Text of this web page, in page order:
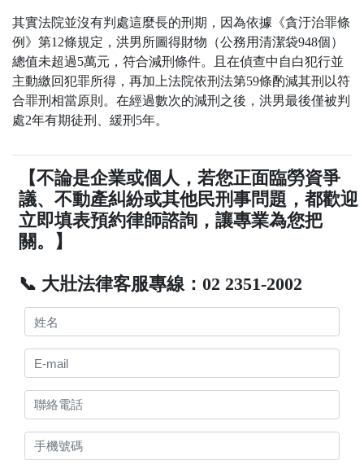
其實法院並沒有判處這麼長的刑期，因為依據《貪汙治罪條
例》第12條規定，洪男所圖得財物（公務用清潔袋948個）
總值未超過5萬元，符合減刑條件。且在偵查中自白犯行並
主動繳回犯罪所得，再加上法院依刑法第59條酌減其刑以符
合罪刑相當原則。在經過數次的減刑之後，洪男最後僅被判
處2年有期徒刑、緩刑 5年。
【不論是企業或個人，若您正面臨勞資爭
議、不動產糾紛或其他民刑事問題，都歡迎
立即填表預約律師諮詢，讓專業為您把
關。】
📞 大壯法律客服專線：02 2351-2002